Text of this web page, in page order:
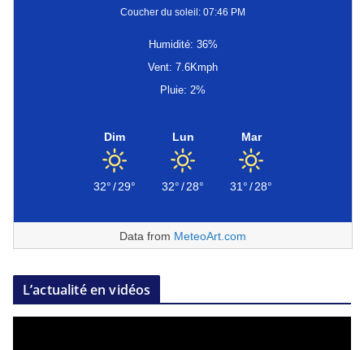
Coucher du soleil: 07:46 PM
Humidité: 36%
Vent: 7.6Kmph
Pluie: 2%
Dim
32°/29°
Lun
32°/28°
Mar
31°/28°
Data from MeteoArt.com
L’actualité en vidéos